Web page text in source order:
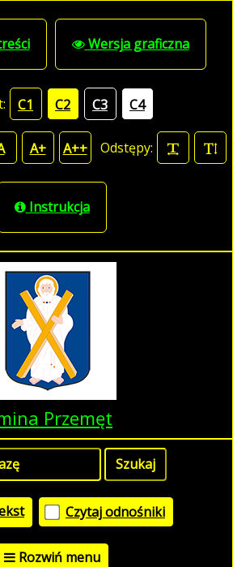
Wersja graficzna
C1 C2 C3 C4
A+ A++ Odstępy:
Instrukcja
Przemęt
Czytaj odnośniki
Rozwiń menu